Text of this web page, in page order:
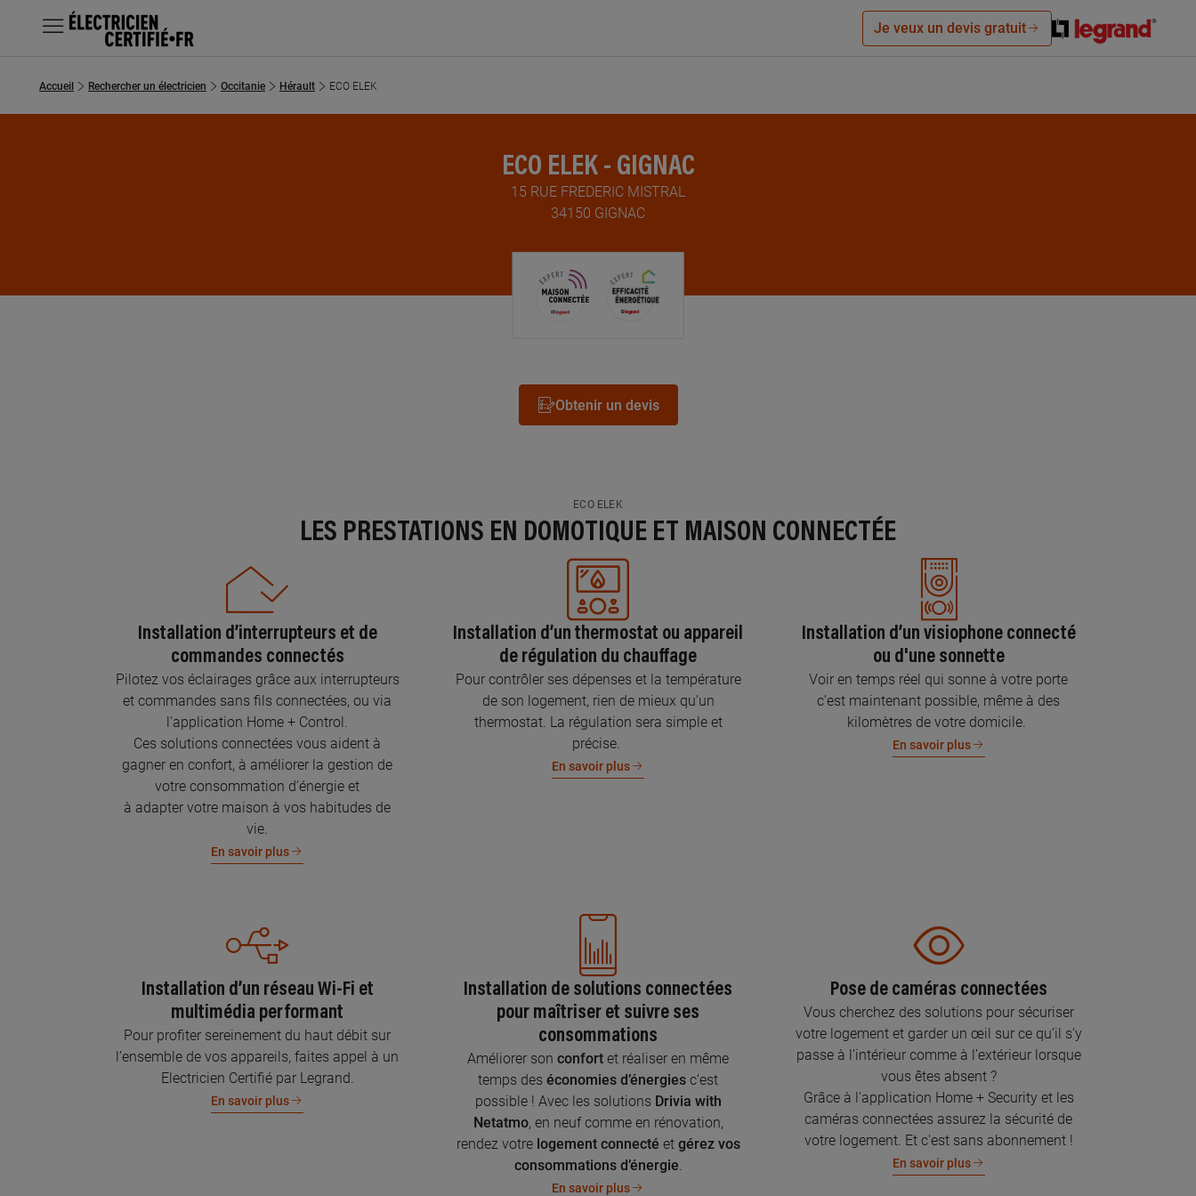
MENU
Chercher un électricien
Je veux un devis gratuit
Accueil Rechercher un électricien Occitanie Hérault ECO ELEK
ECO ELEK - GIGNAC
15 RUE FREDERIC MISTRAL
34150 GIGNAC
Obtenir un devis
ECO ELEK
LES PRESTATIONS EN DOMOTIQUE ET MAISON CONNECTÉE
Installation d’interrupteurs et de
commandes connectés
Pilotez vos éclairages grâce aux interrupteurs
et commandes sans fils connectées, ou via
l'application Home + Control.
Ces solutions connectées vous aident à
gagner en confort, à améliorer la gestion de
votre consommation d’énergie et
à adapter votre maison à vos habitudes de
vie.
En savoir plus
Installation d’un thermostat ou appareil
de régulation du chauffage
Pour contrôler ses dépenses et la température
de son logement, rien de mieux qu’un
thermostat. La régulation sera simple et
précise.
En savoir plus
Installation d’un visiophone connecté
ou d'une sonnette
Voir en temps réel qui sonne à votre porte
c’est maintenant possible, même à des
kilomètres de votre domicile.
En savoir plus
Installation d’un réseau Wi-Fi et
multimédia performant
Pour profiter sereinement du haut débit sur
l’ensemble de vos appareils, faites appel à un
Electricien Certifié par Legrand.
En savoir plus
Installation de solutions connectées
pour maîtriser et suivre ses
consommations
Améliorer son confort et réaliser en même
temps des économies d’énergies c’est
possible ! Avec les solutions Drivia with
Netatmo, en neuf comme en rénovation,
rendez votre logement connecté et gérez vos
consommations d’énergie.
En savoir plus
Pose de caméras connectées
Vous cherchez des solutions pour sécuriser
votre logement et garder un œil sur ce qu’il s’y
passe à l’intérieur comme à l’extérieur lorsque
vous êtes absent ?
Grâce à l'application Home + Security et les
caméras connectées assurez la sécurité de
votre logement. Et c'est sans abonnement !
En savoir plus